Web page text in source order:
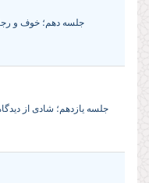
جلسه دهم؛ خوف و
جلسه یازدهم؛ شادى از